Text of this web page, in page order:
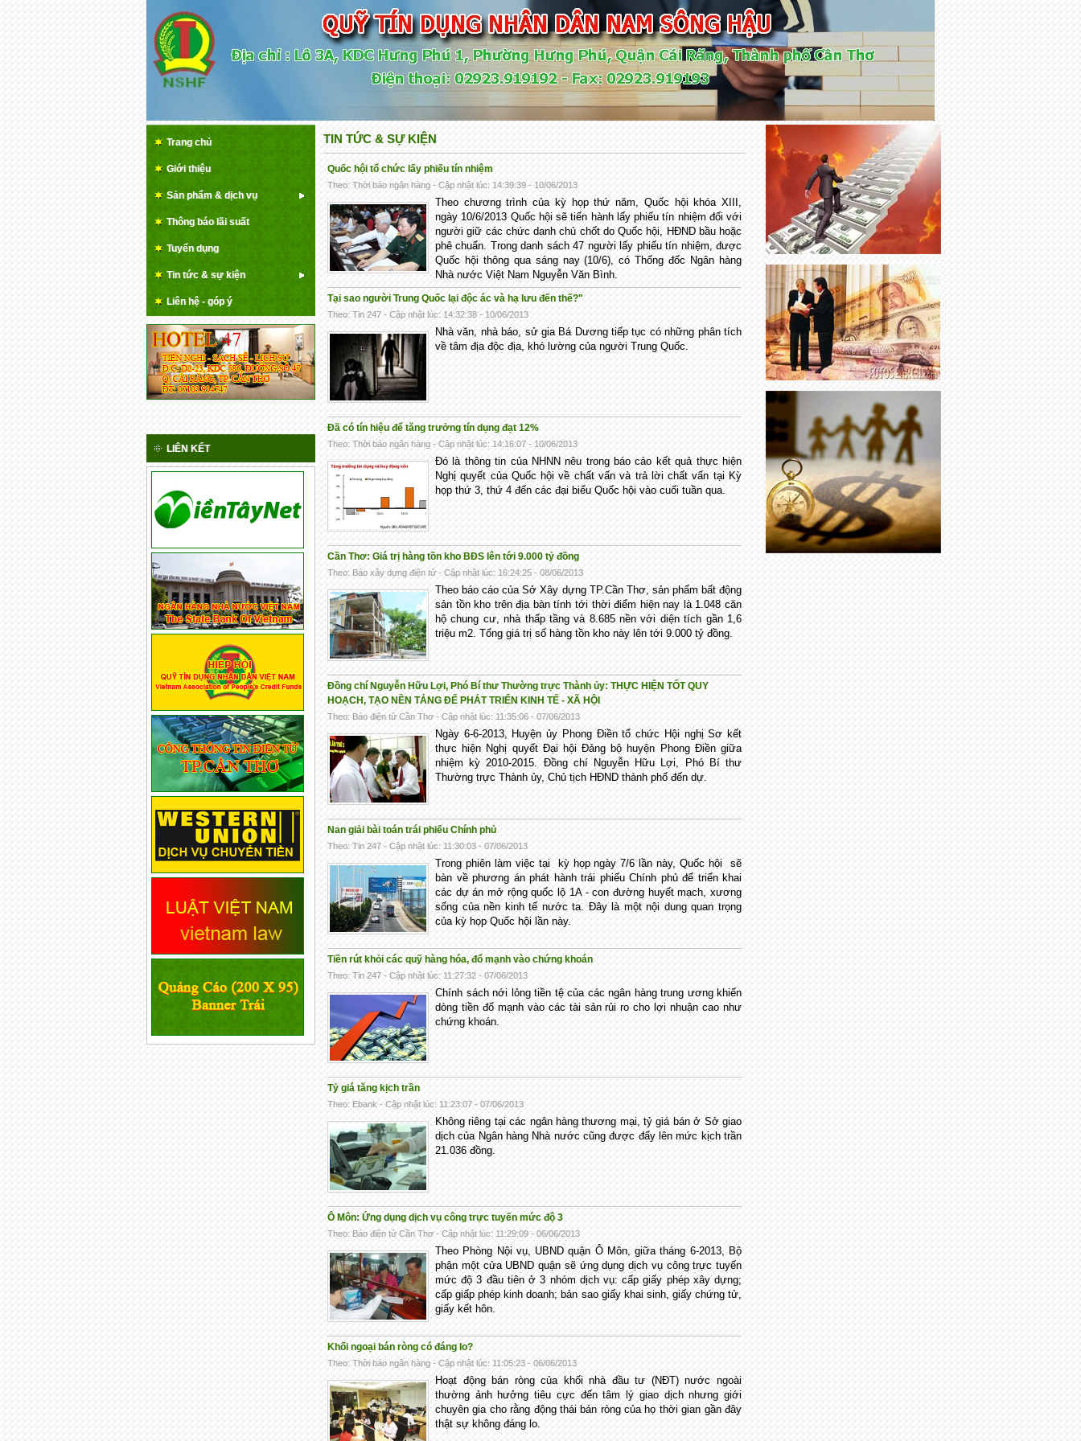
Trang chủ
Giới thiệu
Sản phẩm & dịch vụ
Thông báo lãi suất
Tuyển dụng
Tin tức & sự kiện
Liên hệ - góp ý
LIÊN KẾT
TIN TỨC & SỰ KIỆN
Quốc hội tổ chức lấy phiếu tín nhiệm
Theo: Thời báo ngân hàng - Cập nhật lúc: 14:39:39 - 10/06/2013
Theo chương trình của kỳ họp thứ năm, Quốc hội khóa XIII,
ngày 10/6/2013 Quốc hội sẽ tiến hành lấy phiếu tín nhiệm đối với
người giữ các chức danh chủ chốt do Quốc hội, HĐND bầu hoặc
phê chuẩn. Trong danh sách 47 người lấy phiếu tín nhiệm, được
Quốc hội thông qua sáng nay (10/6), có Thống đốc Ngân hàng
Nhà nước Việt Nam Nguyễn Văn Bình.
Tại sao người Trung Quốc lại độc ác và hạ lưu đến thế?"
Theo: Tin 247 - Cập nhật lúc: 14:32:38 - 10/06/2013
Nhà văn, nhà báo, sử gia Bá Dương tiếp tục có những phân tích
về tâm địa độc địa, khó lường của người Trung Quốc.
Đã có tín hiệu để tăng trưởng tín dụng đạt 12%
Theo: Thời báo ngân hàng - Cập nhật lúc: 14:16:07 - 10/06/2013
Đó là thông tin của NHNN nêu trong báo cáo kết quả thực hiện
Nghị quyết của Quốc hội về chất vấn và trả lời chất vấn tại Kỳ
họp thứ 3, thứ 4 đến các đại biểu Quốc hội vào cuối tuần qua.
Cần Thơ: Giá trị hàng tồn kho BĐS lên tới 9.000 tỷ đồng
Theo: Báo xây dựng điện tử - Cập nhật lúc: 16:24:25 - 08/06/2013
Theo báo cáo của Sở Xây dựng TP.Cần Thơ, sản phẩm bất động
sản tồn kho trên địa bàn tính tới thời điểm hiện nay là 1.048 căn
hộ chung cư, nhà thấp tầng và 8.685 nền với diện tích gần 1,6
triệu m2. Tổng giá trị số hàng tồn kho này lên tới 9.000 tỷ đồng.
Đồng chí Nguyễn Hữu Lợi, Phó Bí thư Thường trực Thành ủy: THỰC HIỆN TỐT QUY
HOẠCH, TẠO NỀN TẢNG ĐỂ PHÁT TRIỂN KINH TẾ - XÃ HỘI
Theo: Báo điện tử Cần Thơ - Cập nhật lúc: 11:35:06 - 07/06/2013
Ngày 6-6-2013, Huyện ủy Phong Điền tổ chức Hội nghị Sơ kết
thực hiện Nghị quyết Đại hội Đảng bộ huyện Phong Điền giữa
nhiệm kỳ 2010-2015. Đồng chí Nguyễn Hữu Lợi, Phó Bí thư
Thường trực Thành ủy, Chủ tịch HĐND thành phố đến dự.
Nan giải bài toán trái phiếu Chính phủ
Theo: Tin 247 - Cập nhật lúc: 11:30:03 - 07/06/2013
Trong phiên làm việc tại kỳ họp ngày 7/6 lần này, Quốc hội sẽ
bàn về phương án phát hành trái phiếu Chính phủ để triển khai
các dự án mở rộng quốc lộ 1A - con đường huyết mạch, xương
sống của nền kinh tế nước ta. Đây là một nội dung quan trọng
của kỳ họp Quốc hội lần này.
Tiền rút khỏi các quỹ hàng hóa, đổ mạnh vào chứng khoán
Theo: Tin 247 - Cập nhật lúc: 11:27:32 - 07/06/2013
Chính sách nới lỏng tiền tệ của các ngân hàng trung ương khiến
dòng tiền đổ mạnh vào các tài sản rủi ro cho lợi nhuận cao như
chứng khoán.
Tỷ giá tăng kịch trần
Theo: Ebank - Cập nhật lúc: 11:23:07 - 07/06/2013
Không riêng tại các ngân hàng thương mại, tỷ giá bán ở Sở giao
dịch của Ngân hàng Nhà nước cũng được đẩy lên mức kịch trần
21.036 đồng.
Ô Môn: Ứng dụng dịch vụ công trực tuyến mức độ 3
Theo: Báo điện tử Cần Thơ - Cập nhật lúc: 11:29:09 - 06/06/2013
Theo Phòng Nội vụ, UBND quận Ô Môn, giữa tháng 6-2013, Bộ
phận một cửa UBND quận sẽ ứng dụng dịch vụ công trực tuyến
mức độ 3 đầu tiên ở 3 nhóm dịch vụ: cấp giấy phép xây dựng;
cấp giấp phép kinh doanh; bản sao giấy khai sinh, giấy chứng tử,
giấy kết hôn.
Khối ngoại bán ròng có đáng lo?
Theo: Thời báo ngân hàng - Cập nhật lúc: 11:05:23 - 06/06/2013
Hoạt động bán ròng của khối nhà đầu tư (NĐT) nước ngoài
thường ảnh hưởng tiêu cực đến tâm lý giao dịch nhưng giới
chuyên gia cho rằng động thái bán ròng của họ thời gian gần đây
thật sự không đáng lo.